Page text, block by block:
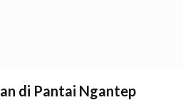
di Pantai Ngantep